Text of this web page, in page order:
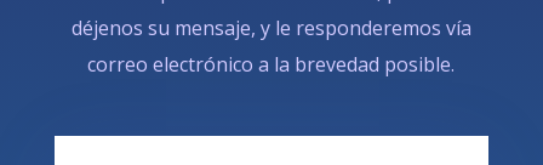
déjenos su mensaje, y le responderemos vía
correo electrónico a la brevedad posible.